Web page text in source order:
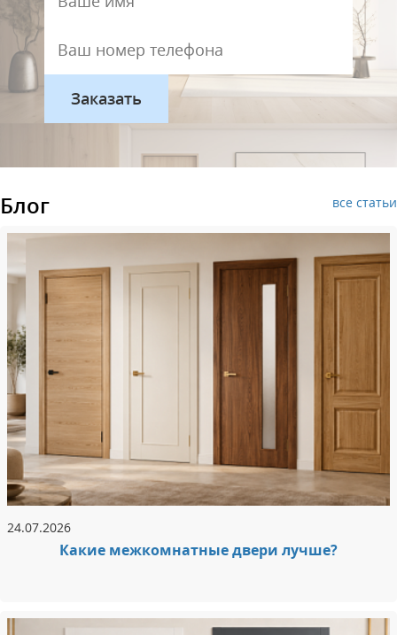
Блог все статьи
24.07.2026
Какие межкомнатные двери лучше?